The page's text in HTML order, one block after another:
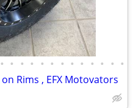
• • • • • • • • • • • • •
Rims , EFX Motovators